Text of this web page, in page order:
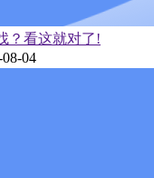
？看这就对了!
04